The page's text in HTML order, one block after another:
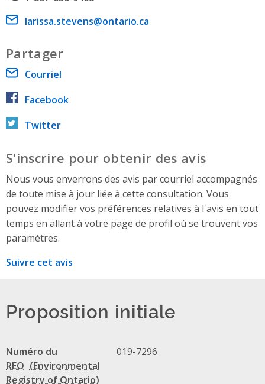
Email address
larissa.stevens@ontario.ca
Partager
Courriel
Facebook
Twitter
S'inscrire pour obtenir des avis
Nous vous enverrons des avis par courriel accompagnés
de toute mise à jour liée à cette consultation. Vous
pouvez modifier vos préférences relatives à l'avis en tout
temps en allant à votre page de profil où se trouvent vos
paramètres.
Suivre cet avis
Proposition initiale
Numéro du
REO
019-7296